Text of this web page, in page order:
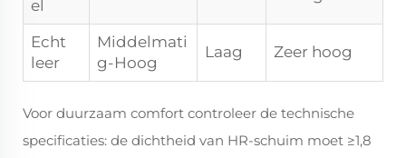
el
Echt
leer
Middelmati
g-Hoog
Laag Zeer hoog
Voor duurzaam comfort controleer de technische
specificaties: de dichtheid van HR-schuim moet ≥1,8